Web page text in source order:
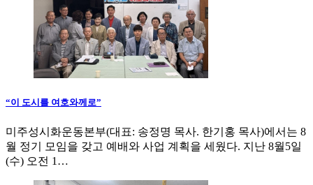
“이 도시를 여호와께로”
미주성시화운동본부(대표: 송정명 목사. 한기홍 목사)에서는 8
월 정기 모임을 갖고 예배와 사업 계획을 세웠다. 지난 8월5일
(수) 오전 1…